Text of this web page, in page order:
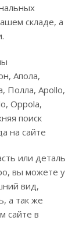
складе, а
Апола,
Полла, Apollo,
Oppola,
поиск
на сайте
или деталь
вы можете у
вид,
а так же
сайте в